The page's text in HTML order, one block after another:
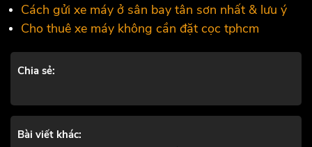
Cách gửi xe máy ở sân bay tân sơn nhất & lưu ý
Cho thuê xe máy không cần đặt cọc tphcm
Chia sẻ:
Bài viết khác: